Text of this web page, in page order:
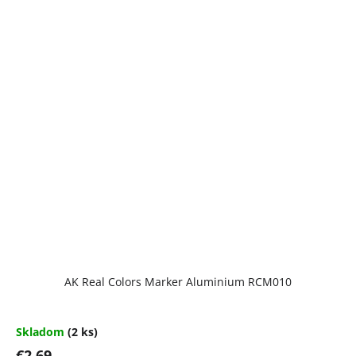
AK Real Colors Marker Aluminium RCM010
Skladom (2 ks)